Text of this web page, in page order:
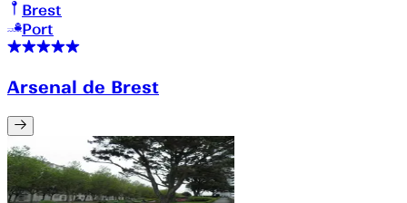
Brest
Port
Arsenal de Brest